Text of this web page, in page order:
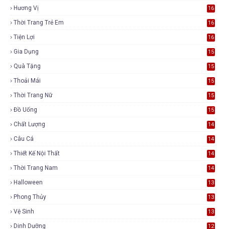
Hương Vị 16
Thời Trang Trẻ Em 16
Tiện Lợi 16
Gia Dụng 15
Quà Tặng 15
Thoải Mái 15
Thời Trang Nữ 15
Đồ Uống 15
Chất Lượng 14
Câu Cá 14
Thiết Kế Nội Thất 14
Thời Trang Nam 14
Halloween 13
Phong Thủy 13
Vệ Sinh 13
Dinh Dưỡng 12